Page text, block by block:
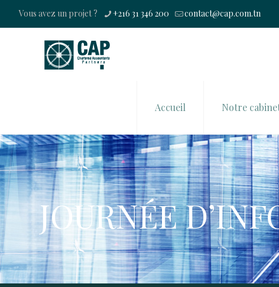
Vous avez un projet ? +216 31 346 200 contact@cap.com.tn
Accueil Notre
JOURNÉE